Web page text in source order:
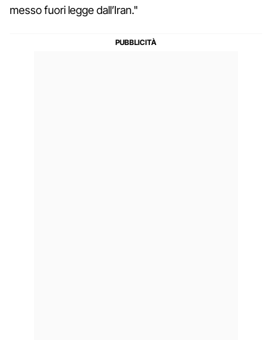
messo fuori legge dall’Iran."